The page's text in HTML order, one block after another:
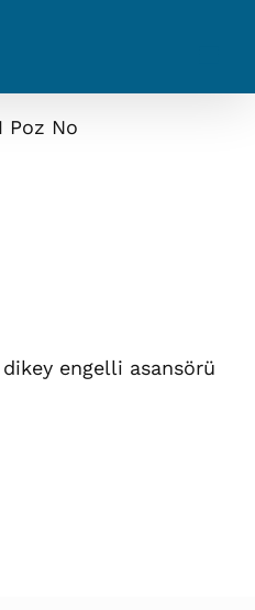
Poz No
dikey engelli asansörü